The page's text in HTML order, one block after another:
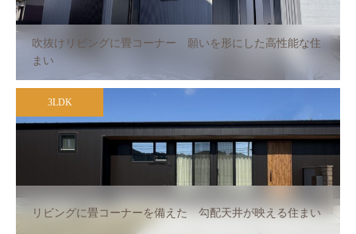
吹抜けリビングに畳コーナー 願いを形にした高性能な住
まい
3LDK
リビングに畳コーナーを備えた 勾配天井が映える住まい